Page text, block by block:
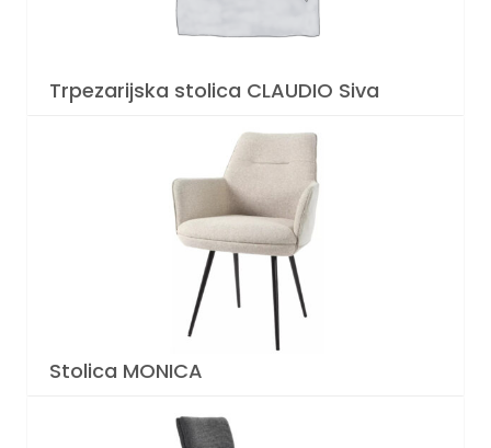
Trpezarijska stolica CLAUDIO Siva
Stolica MONICA